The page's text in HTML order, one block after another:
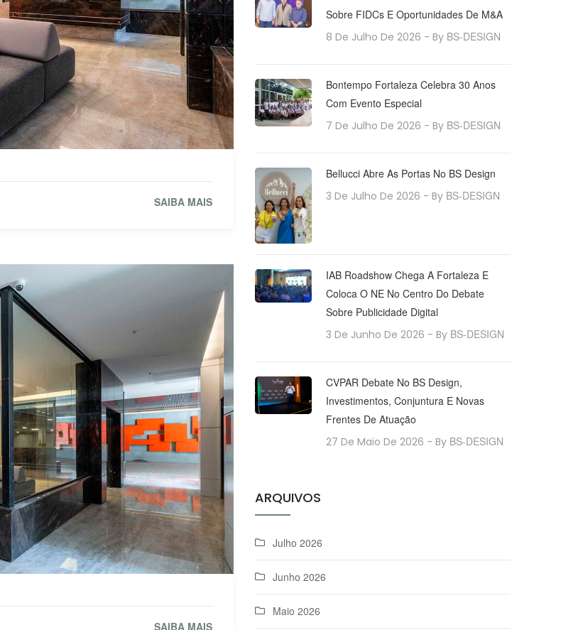
SAIBA MAIS
SAIBA MAIS
Sobre FIDCs E Oportunidades De M&A
8 De Julho De 2026 - By BS-DESIGN
Bontempo Fortaleza Celebra 30 Anos
Com Evento Especial
7 De Julho De 2026 - By BS-DESIGN
Bellucci Abre As Portas No BS Design
3 De Julho De 2026 - By BS-DESIGN
IAB Roadshow Chega A Fortaleza E
Coloca O NE No Centro Do Debate
Sobre Publicidade Digital
3 De Junho De 2026 - By BS-DESIGN
CVPAR Debate No BS Design,
Investimentos, Conjuntura E Novas
Frentes De Atuação
27 De Maio De 2026 - By BS-DESIGN
ARQUIVOS
Julho 2026
Junho 2026
Maio 2026